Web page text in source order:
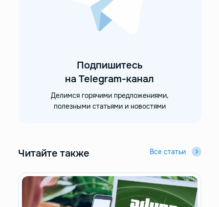
Подпишитесь
на Telegram-канал
Делимся горячими предложениями,
полезными статьями и новостями
Читайте также Все статьи